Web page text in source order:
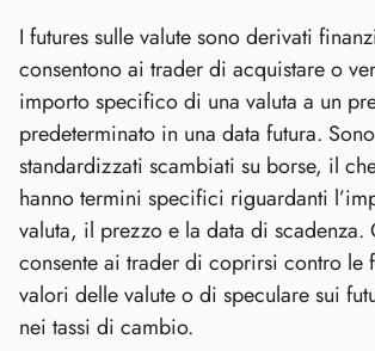
I futures sulle valute sono derivati
consentono ai trader di acquistare o
importo specifico di una valuta a un
predeterminato in una data futura.
standardizzati scambiati su borse, il
hanno termini specifici riguardanti
valuta, il prezzo e la data di scadenza.
consente ai trader di coprirsi contro le
valori delle valute o di speculare sui
nei tassi di cambio.